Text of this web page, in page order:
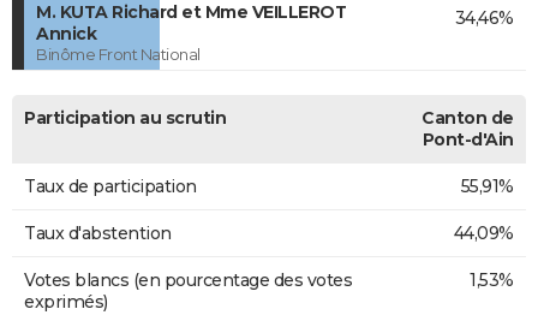
M. KUTA Richard et Mme VEILLEROT
Annick
Binôme Front National
34,46%
Participation au scrutin
Canton de
Pont-d'Ain
Taux de participation 55,91%
Taux d'abstention 44,09%
Votes blancs (en pourcentage des votes
exprimés)
1,53%